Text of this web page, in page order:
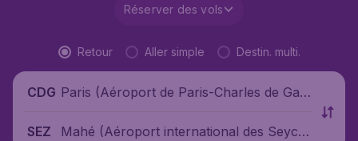
Réserver des vols
Retour Aller simple Destin. multi.
CDG Paris (Aéroport de Paris-Charles de Gaul
SEZ
Mahé (Aéroport international des Seych